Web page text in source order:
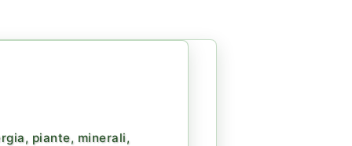
piante, minerali,